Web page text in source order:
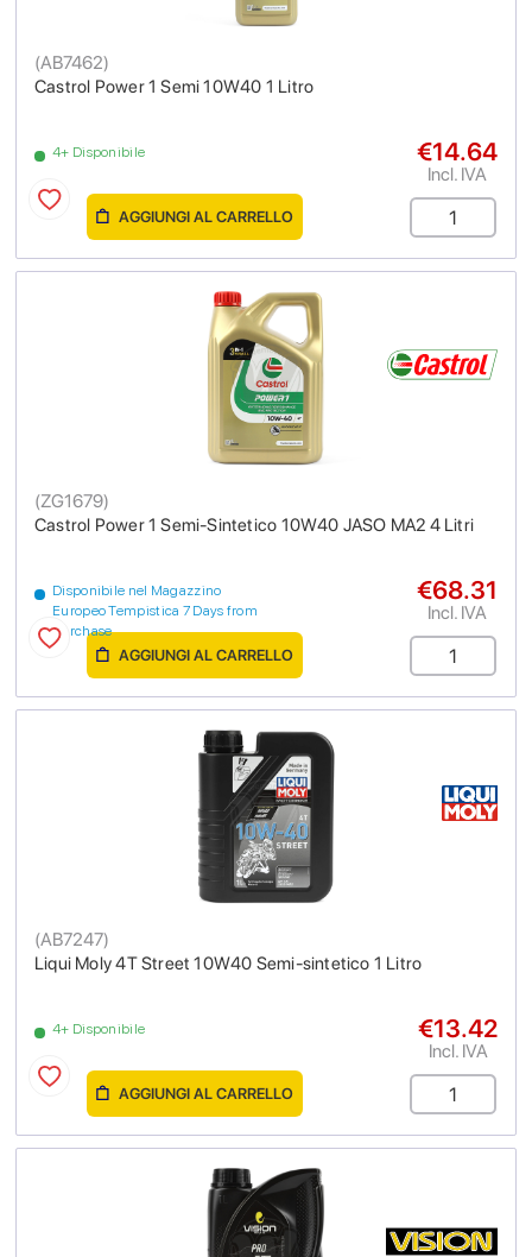
Castrol Power 1 Semi 10W40 1 Litro
(AB7462)
4+ Disponibile €14.64
Incl. IVA
AGGIUNGI AL CARRELLO
Castrol Power 1 Semi-Sintetico 10W40 JASO MA2 4 Litri
(ZG1679)
Disponibile nel Magazzino
Europeo Tempistica 7 Days from
purchase
€68.31
Incl. IVA
AGGIUNGI AL CARRELLO
Liqui Moly 4T Street 10W40 Semi-sintetico 1 Litro
(AB7247)
4+ Disponibile €13.42
Incl. IVA
AGGIUNGI AL CARRELLO